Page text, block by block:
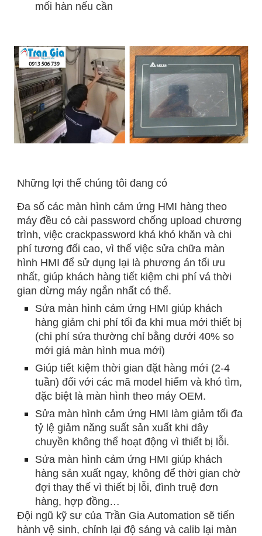
mối hàn nếu cần
Những lợi thế chúng tôi đang có
Đa số các màn hình cảm ứng HMI hàng theo
máy đều có cài password chống upload chương
trình, việc crackpassword khá khó khăn và chi
phí tương đối cao, vì thế việc sửa chữa màn
hình HMI để sử dụng lại là phương án tối ưu
nhất, giúp khách hàng tiết kiệm chi phí vá thời
gian dừng máy ngắn nhất có thể.
Sửa màn hình cảm ứng HMI giúp khách
hàng giảm chi phí tối đa khi mua mới thiết bị
(chi phí sửa thường chỉ bằng dưới 40% so
mới giá màn hình mua mới)
Giúp tiết kiệm thời gian đặt hàng mới (2-4
tuần) đối với các mã model hiếm và khó tìm,
đặc biệt là màn hình theo máy OEM.
Sửa màn hình cảm ứng HMI làm giảm tối đa
tỷ lệ giảm năng suất sản xuất khi dây
chuyền không thể hoạt động vì thiết bị lỗi.
Sửa màn hình cảm ứng HMI giúp khách
hàng sản xuất ngay, không để thời gian chờ
đợi thay thế vì thiết bị lỗi, đình truệ đơn
hàng, hợp đồng…
Đội ngũ kỹ sư của Trần Gia Automation sẽ tiến
hành vệ sinh, chỉnh lại độ sáng và calib lại màn